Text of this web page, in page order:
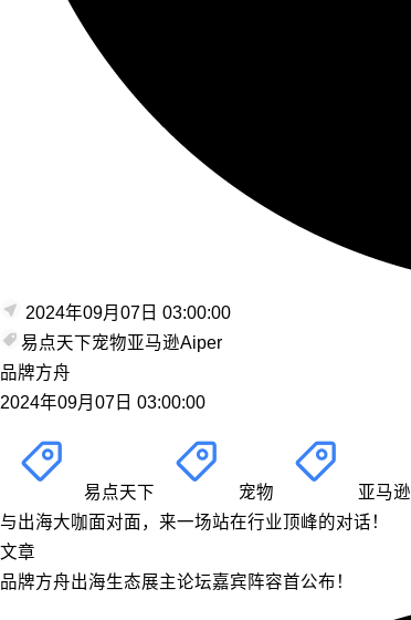
2024年09月07日 03:00:00
易点天下宠物亚马逊Aiper
品牌方舟
2024年09月07日 03:00:00
易点天下 宠物 亚马逊
与出海大咖面对面，来一场站在行业顶峰的对话！
文章
品牌方舟出海生态展主论坛嘉宾阵容首公布！